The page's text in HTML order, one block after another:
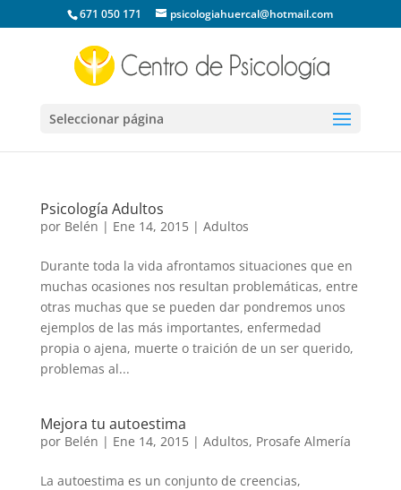
671 050 171 psicologiahuercal@hotmail.com
Seleccionar página
Psicología Adultos
por Belén | Ene 14, 2015| Adultos
Durante toda la vida afrontamos situaciones que en
muchas ocasiones nos resultan problemáticas, entre
otras muchas que se pueden dar pondremos unos
ejemplos de las más importantes, enfermedad
propia o ajena, muerte o traición de un ser querido,
problemas al...
Mejora tu autoestima
por Belén | Ene 14, 2015| Adultos, Prosafe Almería
La autoestima es un conjunto de creencias,